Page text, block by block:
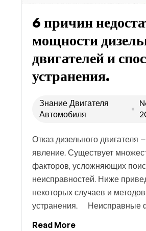
6 причин
мощности
двигателей и
устранения.
Знание Двигателя
Автомобиля
Отказ дизельного двигателя
явление. Существует
факторов, усложняющих
неисправностей. Ниже
некоторых случаев и
устранения. Неисправные
Read More